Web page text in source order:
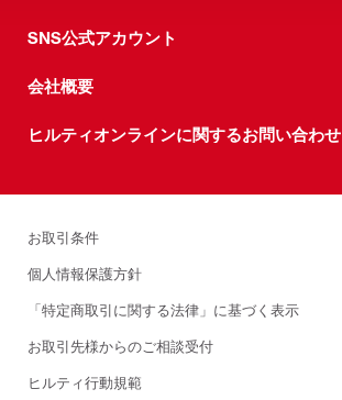
SNS公式アカウント
会社概要
ヒルティオンラインに関するお問い合わせ
お取引条件
個人情報保護方針
「特定商取引に関する法律」に基づく表示
お取引先様からのご相談受付
ヒルティ行動規範